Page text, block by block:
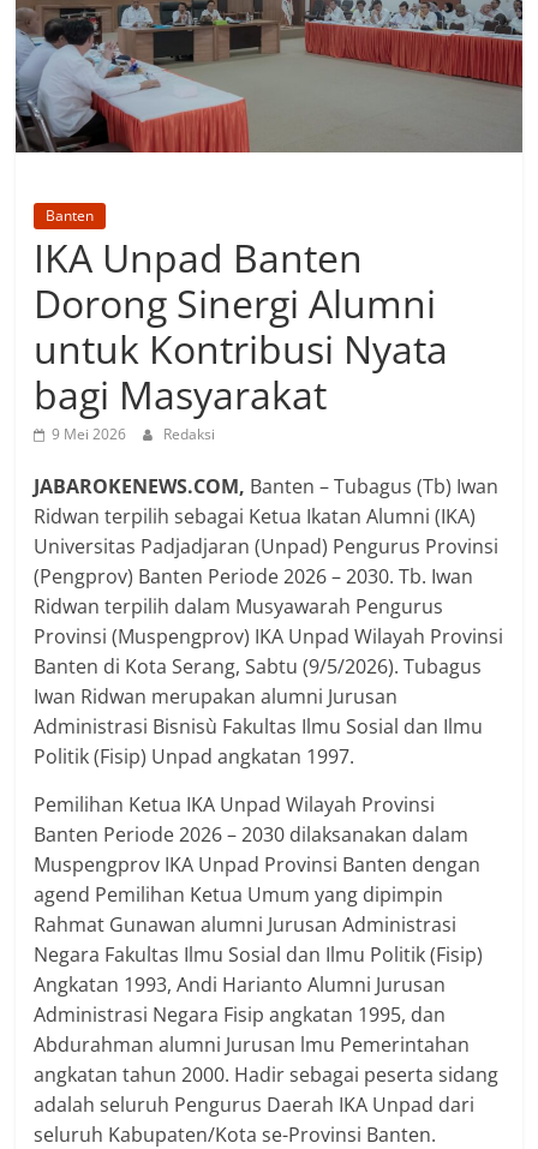
Banten
IKA Unpad Banten
Dorong Sinergi Alumni
untuk Kontribusi Nyata
bagi Masyarakat
9 Mei 2026 Redaksi
JABAROKENEWS.COM, Banten – Tubagus (Tb) Iwan
Ridwan terpilih sebagai Ketua Ikatan Alumni (IKA)
Universitas Padjadjaran (Unpad) Pengurus Provinsi
(Pengprov) Banten Periode 2026 – 2030. Tb. Iwan
Ridwan terpilih dalam Musyawarah Pengurus
Provinsi (Muspengprov) IKA Unpad Wilayah Provinsi
Banten di Kota Serang, Sabtu (9/5/2026). Tubagus
Iwan Ridwan merupakan alumni Jurusan
Administrasi Bisnisù Fakultas Ilmu Sosial dan Ilmu
Politik (Fisip) Unpad angkatan 1997.
Pemilihan Ketua IKA Unpad Wilayah Provinsi
Banten Periode 2026 – 2030 dilaksanakan dalam
Muspengprov IKA Unpad Provinsi Banten dengan
agend Pemilihan Ketua Umum yang dipimpin
Rahmat Gunawan alumni Jurusan Administrasi
Negara Fakultas Ilmu Sosial dan Ilmu Politik (Fisip)
Angkatan 1993, Andi Harianto Alumni Jurusan
Administrasi Negara Fisip angkatan 1995, dan
Abdurahman alumni Jurusan lmu Pemerintahan
angkatan tahun 2000. Hadir sebagai peserta sidang
adalah seluruh Pengurus Daerah IKA Unpad dari
seluruh Kabupaten/Kota se-Provinsi Banten.